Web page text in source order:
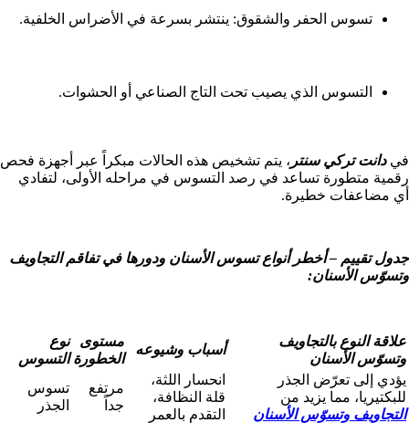
تسوس الحفر والشقوق: ينتشر بسرعة في الأضراس الخلفية.
التسوس الذي يصيب تحت التاج الصناعي أو الحشوات.
فيدانت تركي سنتر ، يتم تشخيص هذه الحالات مبكراً عبر أجهزة فحص
رقمية متطورة تساعد في رصد التسوس في مراحله الأولى، لتفادي
أي مضاعفات خطيرة.
جدول تقييم – أخطر أنواع تسوس الأسنان ودورها في تفاقم التجاويف
وتسوّس الأسنان:
علاقة النوع بالتجاويف
وتسوّس الأسنان
أسباب وشيوعه
مستوى
الخطورة
نوع
التسوس
يؤدي إلى تعرّض الجذر
للبكتيريا، مما يزيد من
التجاويف وتسوّس الأسنان
انحسار اللثة،
قلة النظافة،
التقدم بالعمر
مرتفع
جداً
تسوس
الجذر